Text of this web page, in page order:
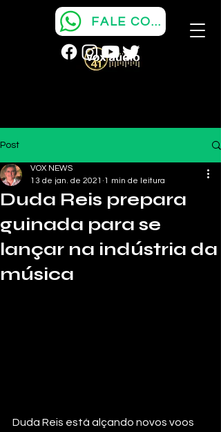
FALE COM A VOX
Post
Duda Reis prepara
guinada para se
lançar na indústria da
música
VOX NEWS
13 de jan. de 2021 1 min de leitura
Duda Reis está alçando novos voos